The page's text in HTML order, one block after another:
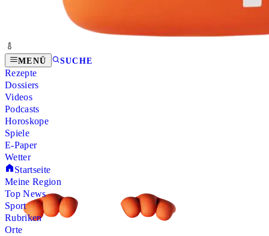
MENÜ SUCHE
Rezepte
Dossiers
Videos
Podcasts
Horoskope
Spiele
E-Paper
Wetter
Startseite
Meine Region
Top News
Sport
Rubriken
Orte